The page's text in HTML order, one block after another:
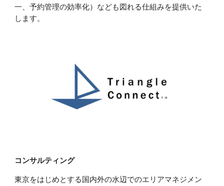
一、予約管理の効率化）なども図れる仕組みを提供いた
します。
コンサルティング
東京をはじめとする国内外の水辺でのエリアマネジメン